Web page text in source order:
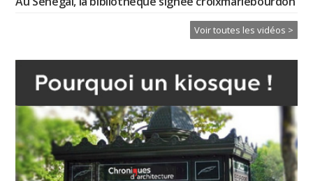
Voir toutes les vidéos >